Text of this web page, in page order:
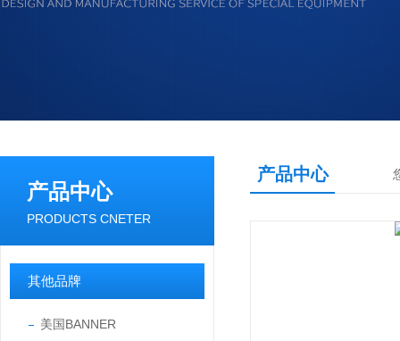
产品中心
PRODUCTS CNETER
其他品牌
美国BANNER
产品中心